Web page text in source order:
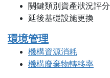
關鍵類別資產狀況評分
延後基礎設施更換
環境管理
機構資源消耗
機構廢棄物轉移率